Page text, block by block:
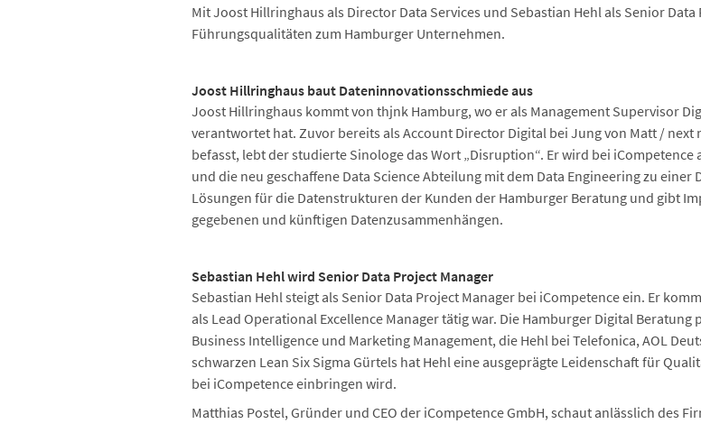
Mit Joost Hillringhaus als Director Data Services und Sebastian Hehl als Senior
Führungsqualitäten zum Hamburger Unternehmen.
Joost Hillringhaus baut Dateninnovationsschmiede aus
Joost Hillringhaus kommt von thjnk Hamburg, wo er als Management Supervisor
verantwortet hat. Zuvor bereits als Account Director Digital bei Jung von Matt /
befasst, lebt der studierte Sinologe das Wort „Disruption“. Er wird bei iCompetence
und die neu geschaffene Data Science Abteilung mit dem Data Engineering zu
Lösungen für die Datenstrukturen der Kunden der Hamburger Beratung und gibt
gegebenen und künftigen Datenzusammenhängen.
Sebastian Hehl wird Senior Data Project Manager
Sebastian Hehl steigt als Senior Data Project Manager bei iCompetence ein. Er
als Lead Operational Excellence Manager tätig war. Die Hamburger Digital
Business Intelligence und Marketing Management, die Hehl bei Telefonica, AOL
schwarzen Lean Six Sigma Gürtels hat Hehl eine ausgeprägte Leidenschaft für
bei iCompetence einbringen wird.
Matthias Postel, Gründer und CEO der iCompetence GmbH, schaut anlässlich des